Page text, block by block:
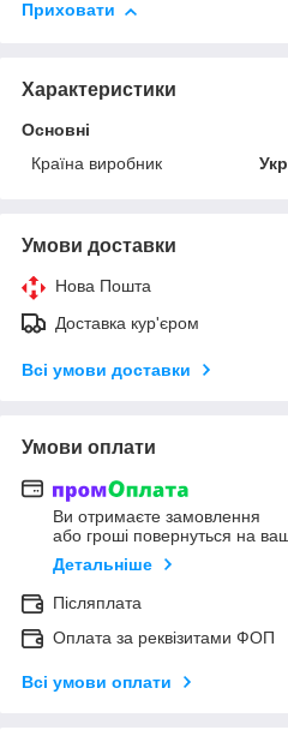
Приховати
Характеристики
Основні
Країна виробник
Умови доставки
Нова Пошта
Доставка кур'єром
Всі умови доставки
Умови оплати
Ви отримаєте замовлення
або гроші повернуться на
Детальніше
Післяплата
Оплата за реквізитами ФОП
Всі умови оплати